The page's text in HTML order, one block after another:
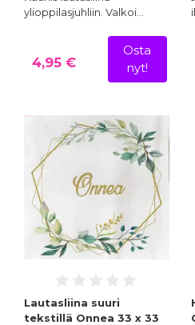
ylioppilasjuhliin. Valkoi…
4,95 €
Osta
nyt!
Lautasliina suuri
tekstillä Onnea 33 x 33